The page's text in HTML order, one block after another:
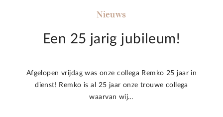
Nieuws
Een 25 jarig jubileum!
Afgelopen vrijdag was onze collega Remko 25 jaar in
dienst! Remko is al 25 jaar onze trouwe collega
waarvan wij…